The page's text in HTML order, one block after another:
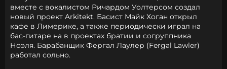
вместе с вокалистом Ричардом Уолтерсом создал
новый проект Arkitekt. Басист Майк Хоган открыл
кафе в Лимерике, а также периодически играл на
бас-гитаре на в проектах братии и согруппника
Ноэля. Барабанщик Фергал Лаулер (Fergal Lawler)
работал сольно.